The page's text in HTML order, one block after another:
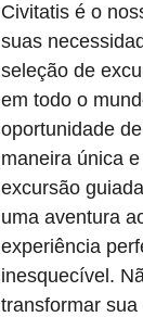
Civitatis é o
suas
seleção de
em todo o
oportunidade
maneira única
excursão
uma aventura
experiência
inesquecível.
transformar